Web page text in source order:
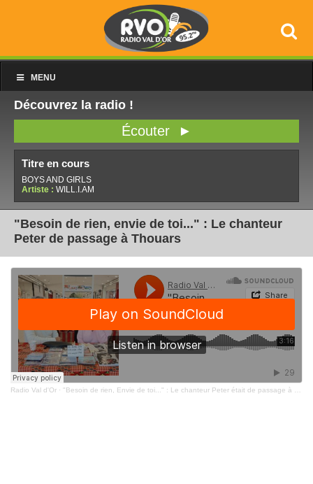
MENU
Découvrez la radio !
Écouter ►
Titre en cours
BOYS AND GIRLS
Artiste : WILL.I.AM
"Besoin de rien, envie de toi..." : Le chanteur
Peter de passage à Thouars
Radio Val d'Or · "Besoin de rien, Envie de toi..." : Le chanteur Peter était de passage à Thouars